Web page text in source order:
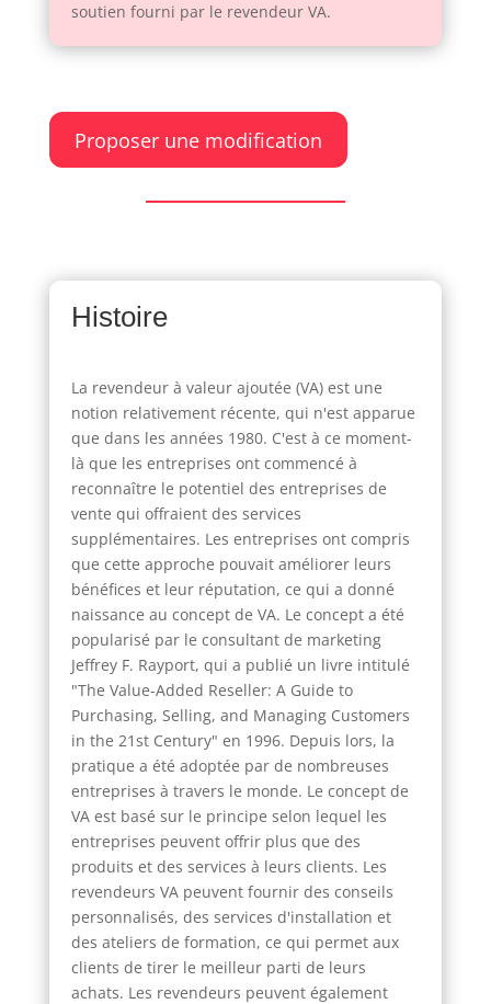
soutien fourni par le revendeur VA.
Proposer une modification
Histoire
La revendeur à valeur ajoutée (VA) est une
notion relativement récente, qui n'est apparue
que dans les années 1980. C'est à ce moment-
là que les entreprises ont commencé à
reconnaître le potentiel des entreprises de
vente qui offraient des services
supplémentaires. Les entreprises ont compris
que cette approche pouvait améliorer leurs
bénéfices et leur réputation, ce qui a donné
naissance au concept de VA. Le concept a été
popularisé par le consultant de marketing
Jeffrey F. Rayport, qui a publié un livre intitulé
"The Value-Added Reseller: A Guide to
Purchasing, Selling, and Managing Customers
in the 21st Century" en 1996. Depuis lors, la
pratique a été adoptée par de nombreuses
entreprises à travers le monde. Le concept de
VA est basé sur le principe selon lequel les
entreprises peuvent offrir plus que des
produits et des services à leurs clients. Les
revendeurs VA peuvent fournir des conseils
personnalisés, des services d'installation et
des ateliers de formation, ce qui permet aux
clients de tirer le meilleur parti de leurs
achats. Les revendeurs peuvent également